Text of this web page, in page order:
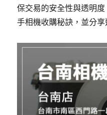
保交易的安全性與透明
手相機收購秘訣，並分